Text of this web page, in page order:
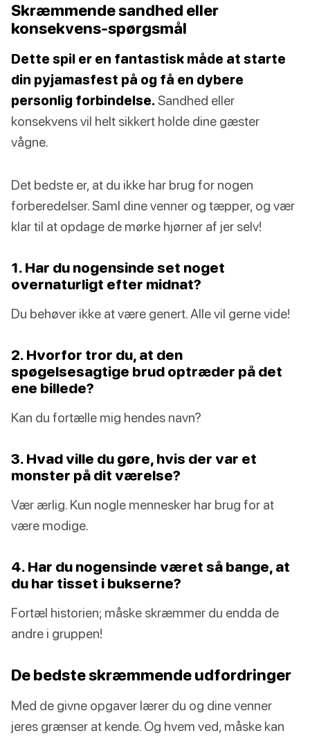
Skræmmende sandhed eller
konsekvens-spørgsmål
Dette spil er en fantastisk måde at starte
din pyjamasfest på og få en dybere
personlig forbindelse. Sandhed eller
konsekvens vil helt sikkert holde dine gæster
vågne.
Det bedste er, at du ikke har brug for nogen
forberedelser. Saml dine venner og tæpper, og vær
klar til at opdage de mørke hjørner af jer selv!
1. Har du nogensinde set noget
overnaturligt efter midnat?
Du behøver ikke at være genert. Alle vil gerne vide!
2. Hvorfor tror du, at den
spøgelsesagtige brud optræder på det
ene billede?
Kan du fortælle mig hendes navn?
3. Hvad ville du gøre, hvis der var et
monster på dit værelse?
Vær ærlig. Kun nogle mennesker har brug for at
være modige.
4. Har du nogensinde været så bange, at
du har tisset i bukserne?
Fortæl historien; måske skræmmer du endda de
andre i gruppen!
De bedste skræmmende udfordringer
Med de givne opgaver lærer du og dine venner
jeres grænser at kende. Og hvem ved, måske kan